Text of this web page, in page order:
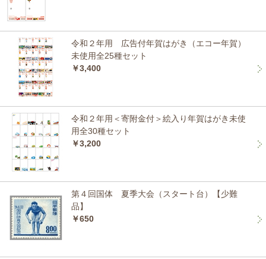
令和２年用 広告付年賀はがき（エコー年賀）
未使用全25種セット
￥3,400
令和２年用＜寄附金付＞絵入り年賀はがき未使
用全30種セット
￥3,200
第４回国体 夏季大会（スタート台）【少難
品】
￥650